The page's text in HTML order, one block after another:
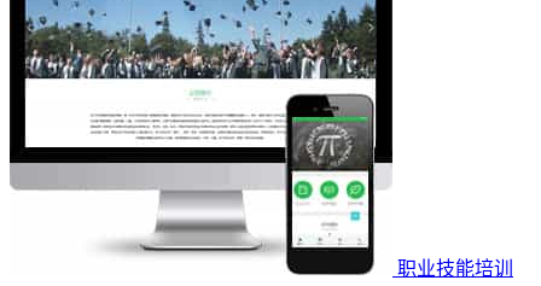
职业技能培训